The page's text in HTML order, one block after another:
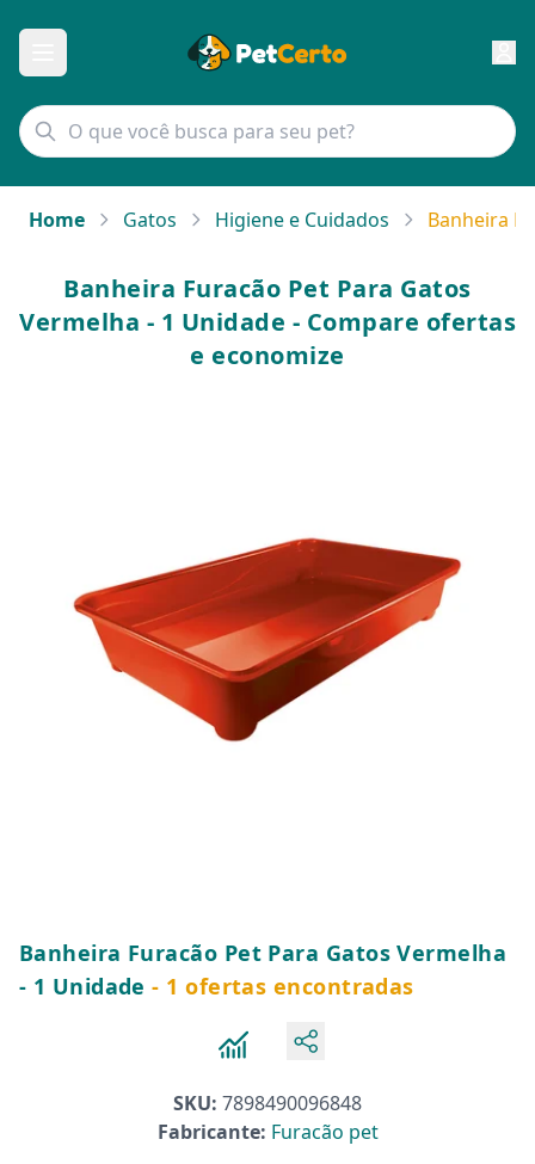
Home Gatos Higiene e Cuidados Banheira
Banheira Furacão Pet Para Gatos
Vermelha - 1 Unidade - Compare ofertas
e economize
Banheira Furacão Pet Para Gatos Vermelha
- 1 Unidade - 1 ofertas encontradas
SKU: 7898490096848
Fabricante: Furacão pet